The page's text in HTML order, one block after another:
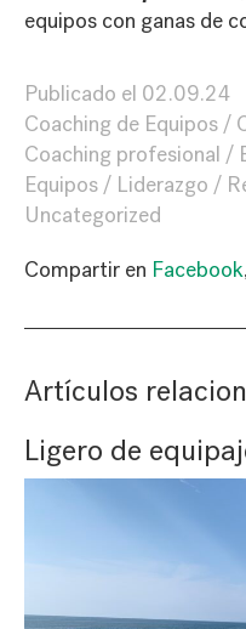
equipos con ganas de
Publicado el 02.09.24
Coaching de Equipos
Coaching profesional
Equipos
Liderazgo
Uncategorized
Compartir en Facebook
Artículos
Ligero de